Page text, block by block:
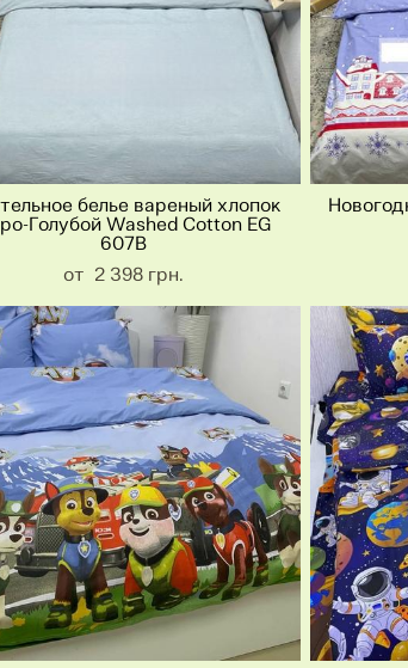
белье вареный хлопок
Голубой Washed Cotton EG
607B
от 2 398 грн.